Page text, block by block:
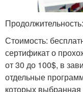
Стоимость:
сертификат о
от 30 до 100$, в
отдельные
которых выбранная